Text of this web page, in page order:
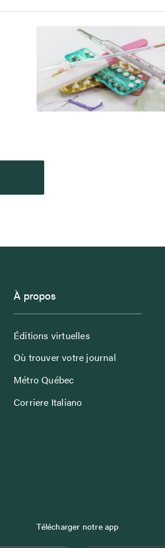
À propos
Éditions virtuelles
Où trouver votre journal
Métro Québec
Corriere Italiano
Télécharger notre app